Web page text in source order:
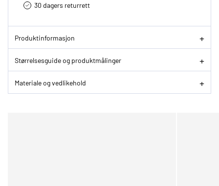
30 dagers returrett
Produktinformasjon
Størrelsesguide og produktmålinger
Materiale og vedlikehold